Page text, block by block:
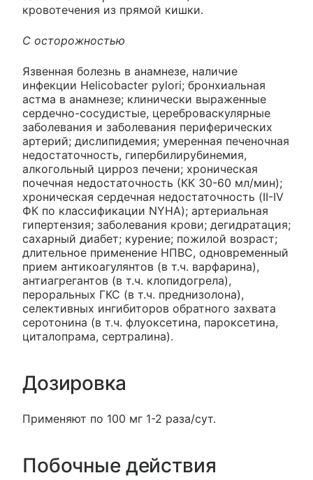
кровотечения из прямой кишки.
С осторожностью
Язвенная болезнь в анамнезе, наличие
инфекции Helicobacter pylori; бронхиальная
астма в анамнезе; клинически выраженные
сердечно-сосудистые, цереброваскулярные
заболевания и заболевания периферических
артерий; дислипидемия; умеренная печеночная
недостаточность, гипербилирубинемия,
алкогольный цирроз печени; хроническая
почечная недостаточность (КК 30-60 мл/мин);
хроническая сердечная недостаточность (II-IV
ФК по классификации NYHA); артериальная
гипертензия; заболевания крови; дегидратация;
сахарный диабет; курение; пожилой возраст;
длительное применение НПВС, одновременный
прием антикоагулянтов (в т.ч. варфарина),
антиагрегантов (в т.ч. клопидогрела),
пероральных ГКС (в т.ч. преднизолона),
селективных ингибиторов обратного захвата
серотонина (в т.ч. флуоксетина, пароксетина,
циталопрама, сертралина).
Дозировка
Применяют по 100 мг 1-2 раза/сут.
Побочные действия